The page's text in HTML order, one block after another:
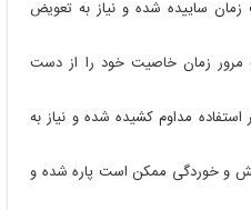
ساییده شده و نیاز به تعویض
مرور زمان خاصیت خود را از دست
مداوم کشیده شده و نیاز به
و خوردگی ممکن است پاره شده و